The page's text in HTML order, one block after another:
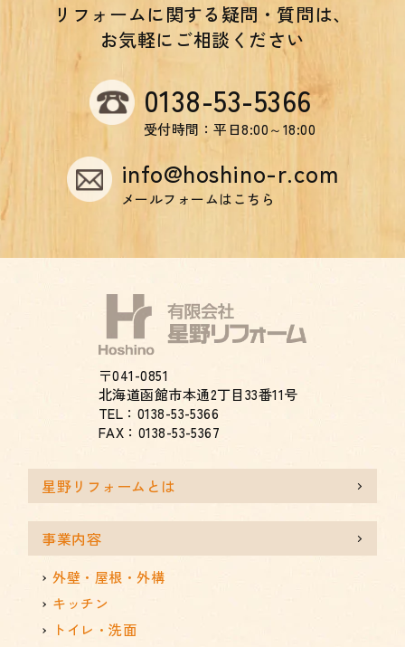
リフォームに関する疑問・質問は、
お気軽にご相談ください
0138-53-5366
受付時間：平日8:00～18:00
info@hoshino-r.com
メールフォームはこちら
〒041-0851
北海道函館市本通2丁目33番11号
TEL：0138-53-5366
FAX：0138-53-5367
星野リフォームとは
事業内容
外壁・屋根・外構
キッチン
トイレ・洗面